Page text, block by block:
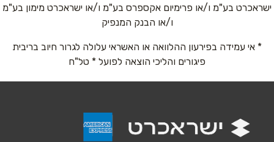
שם מלא*
טלפון*
נושא*
ישראכרט בע"מ ו/או פרימיום אקספרס בע"מ ו/או ישראכרט מימון בע"מ
ו/או הבנק המנפיק
* אי עמידה בפירעון ההלוואה או האשראי עלולה לגרור חיוב בריבית
פיגורים והליכי הוצאה לפועל * טל"ח